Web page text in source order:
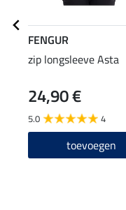
FENGUR
zip longsleeve Asta
24,90 €
5.0 4
toevoegen